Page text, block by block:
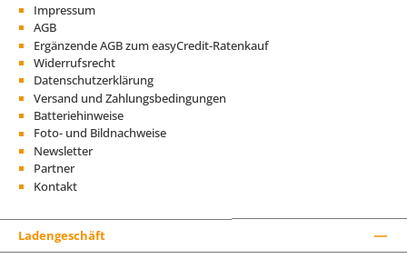
Impressum
AGB
Ergänzende AGB zum easyCredit-Ratenkauf
Widerrufsrecht
Datenschutzerklärung
Versand und Zahlungsbedingungen
Batteriehinweise
Foto- und Bildnachweise
Newsletter
Partner
Kontakt
Ladengeschäft